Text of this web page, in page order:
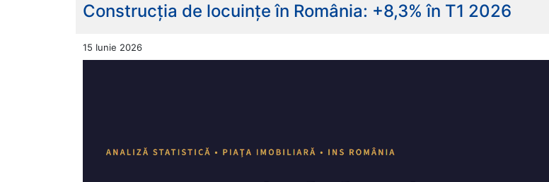
Construcția de locuințe în România: +8,3% în T1 2026
15 Iunie 2026